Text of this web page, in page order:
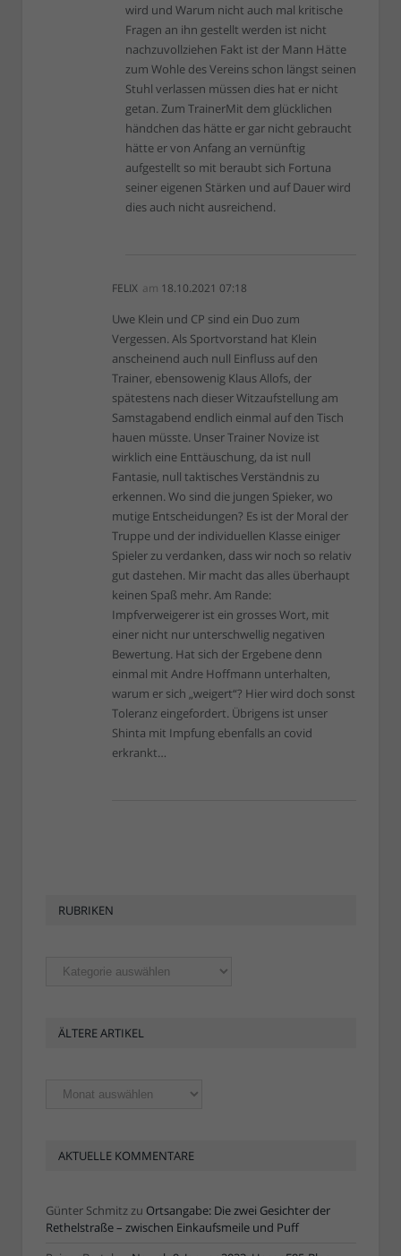
wird und Warum nicht auch mal kritische
Fragen an ihn gestellt werden ist nicht
nachzuvollziehen Fakt ist der Mann Hätte
zum Wohle des Vereins schon längst seinen
Stuhl verlassen müssen dies hat er nicht
getan. Zum TrainerMit dem glücklichen
händchen das hätte er gar nicht gebraucht
hätte er von Anfang an vernünftig
aufgestellt so mit beraubt sich Fortuna
seiner eigenen Stärken und auf Dauer wird
dies auch nicht ausreichend.
FELIX am 18.10.2021 07:18
Uwe Klein und CP sind ein Duo zum
Vergessen. Als Sportvorstand hat Klein
anscheinend auch null Einfluss auf den
Trainer, ebensowenig Klaus Allofs, der
spätestens nach dieser Witzaufstellung am
Samstagabend endlich einmal auf den Tisch
hauen müsste. Unser Trainer Novize ist
wirklich eine Enttäuschung, da ist null
Fantasie, null taktisches Verständnis zu
erkennen. Wo sind die jungen Spieker, wo
mutige Entscheidungen? Es ist der Moral der
Truppe und der individuellen Klasse einiger
Spieler zu verdanken, dass wir noch so relativ
gut dastehen. Mir macht das alles überhaupt
keinen Spaß mehr. Am Rande:
Impfverweigerer ist ein grosses Wort, mit
einer nicht nur unterschwellig negativen
Bewertung. Hat sich der Ergebene denn
einmal mit Andre Hoffmann unterhalten,
warum er sich „weigert“? Hier wird doch sonst
Toleranz eingefordert. Übrigens ist unser
Shinta mit Impfung ebenfalls an covid
erkrankt…
RUBRIKEN
Rubriken
ÄLTERE ARTIKEL
Ältere
Artikel
AKTUELLE KOMMENTARE
Günter Schmitzzu Ortsangabe: Die zwei Gesichter der
Rethelstraße – zwischen Einkaufsmeile und Puff